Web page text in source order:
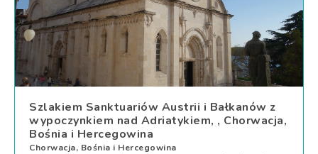
Szlakiem Sanktuariów Austrii i Bałkanów z
wypoczynkiem nad Adriatykiem, , Chorwacja,
Bośnia i Hercegowina
Chorwacja, Bośnia i Hercegowina